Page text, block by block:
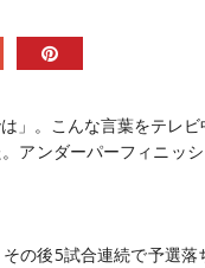
」。こんな言葉をテレ
アンダーパーフィニッ
の後5試合連続で予選